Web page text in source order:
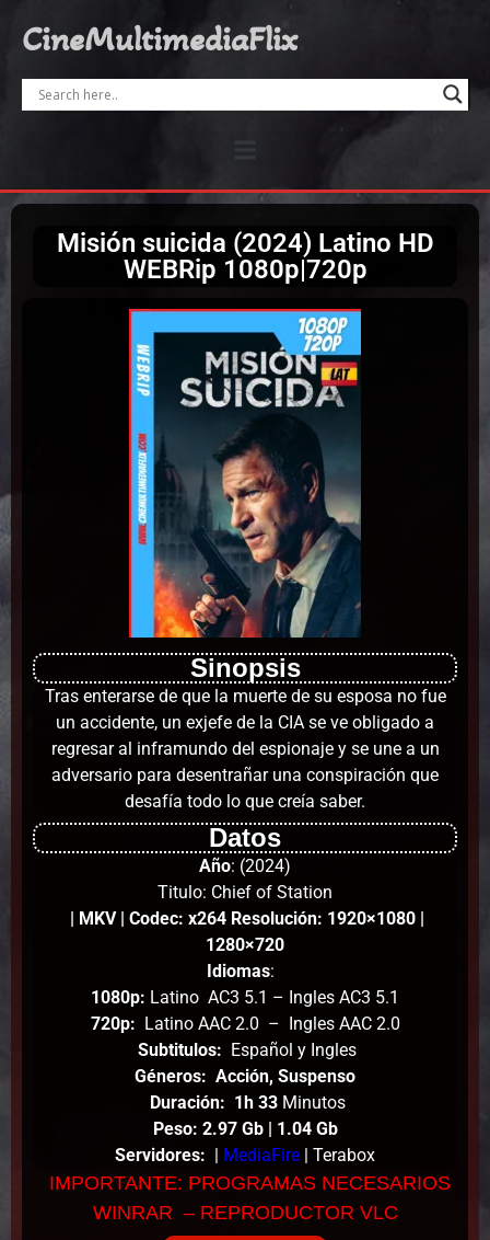
CineMultimediaFlix
Misión suicida (2024) Latino HD
WEBRip 1080p|720p
Sinopsis
Tras enterarse de que la muerte de su esposa no fue
un accidente, un exjefe de la CIA se ve obligado a
regresar al inframundo del espionaje y se une a un
adversario para desentrañar una conspiración que
desafía todo lo que creía saber.
Datos
Año: (2024)
Titulo: Chief of Station
| MKV | Codec: x264 Resolución: 1920×1080 |
1280×720
Idiomas:
1080p: Latino AC3 5.1 – Ingles AC3 5.1
720p: Latino AAC 2.0 – Ingles AAC 2.0
Subtitulos: Español y Ingles
Géneros: Acción, Suspenso
Duración: 1h 33 Minutos
Peso: 2.97 Gb | 1.04 Gb
Servidores: | MediaFire | Terabox
IMPORTANTE: PROGRAMAS NECESARIOS
WINRAR – REPRODUCTOR VLC